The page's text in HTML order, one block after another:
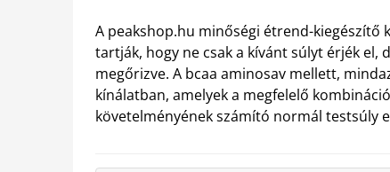
A peakshop.hu minőségi étrend-kiegészítő
tartják, hogy ne csak a kívánt súlyt érjék el,
megőrizve. A bcaa aminosav mellett,
kínálatban, amelyek a megfelelő
követelményének számító normál testsúly